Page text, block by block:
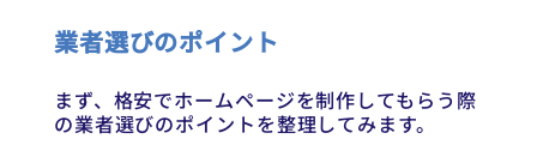
業者選びのポイント
まず、格安でホームページを制作してもらう際
の業者選びのポイントを整理してみます。